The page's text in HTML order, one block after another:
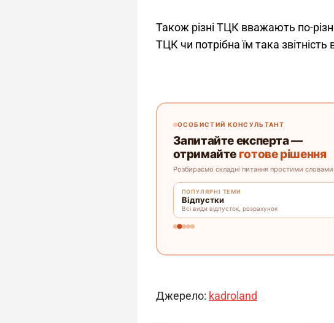
Також різні ТЦК вважають по-
ТЦК чи потрібна їм така звітність
Джерело: kadroland